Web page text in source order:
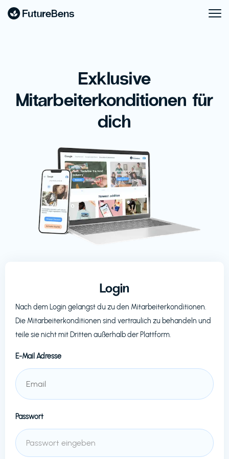
Exklusive
Mitarbeiterkonditionen für
dich
Login
Nach dem Login gelangst du zu den Mitarbeiterkonditionen.
Die Mitarbeiterkonditionen sind vertraulich zu behandeln und
teile sie nicht mit Dritten außerhalb der Plattform.
E-Mail Adresse
Passwort